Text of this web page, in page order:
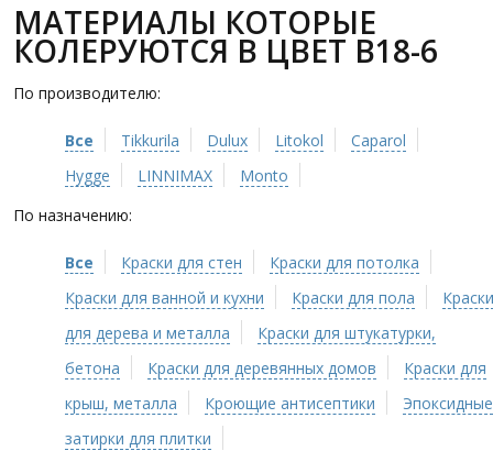
МАТЕРИАЛЫ КОТОРЫЕ
КОЛЕРУЮТСЯ В ЦВЕТ B18-6
По производителю:
Все Tikkurila Dulux Litokol
Caparol
Hygge
LINNIMAX
Monto
По назначению:
Все Краски для стен
Краски для потолка
Краски для ванной и кухни
Краски для пола
Краски
для дерева и металла
Краски для штукатурки,
бетона
Краски для деревянных домов
Краски для
крыш, металла
Кроющие антисептики
Эпоксидные
затирки для плитки